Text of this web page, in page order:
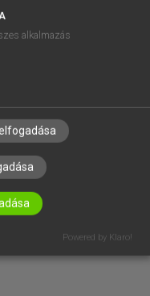
alkalmazás
Powered by Klaro!